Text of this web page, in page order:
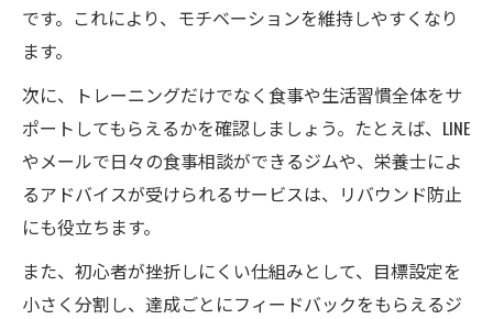
です。これにより、モチベーションを維持しやすくなり
ます。
次に、トレーニングだけでなく食事や生活習慣全体をサ
ポートしてもらえるかを確認しましょう。たとえば、LINE
やメールで日々の食事相談ができるジムや、栄養士によ
るアドバイスが受けられるサービスは、リバウンド防止
にも役立ちます。
また、初心者が挫折しにくい仕組みとして、目標設定を
小さく分割し、達成ごとにフィードバックをもらえるジ